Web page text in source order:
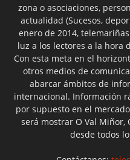
zona o asociaciones,
actualidad (Sucesos,
enero de 2014,
luz a los lectores a la hora
Con esta meta en el
otros medios de
abarcar ámbitos de
internacional. Información
por supuesto en el
será mostrar O Val Miñor,
desde todos